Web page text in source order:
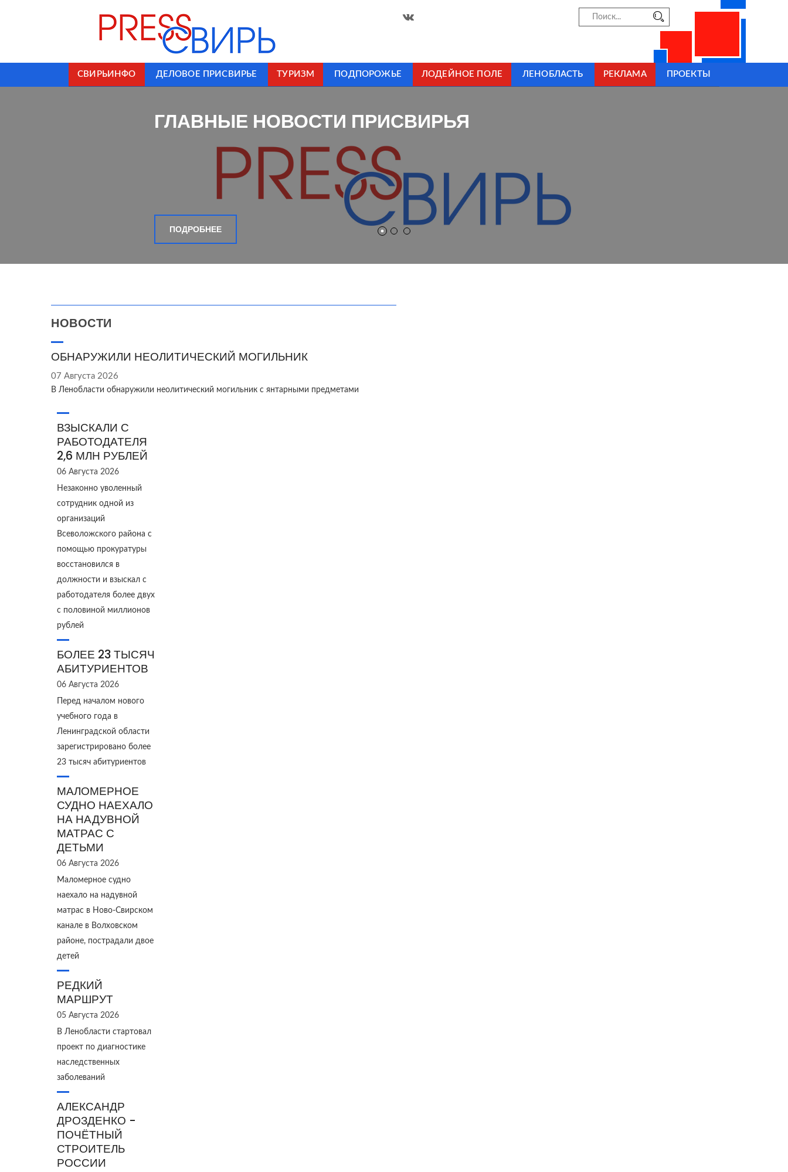
СВИРЬИНФО ДЕЛОВОЕ ПРИСВИРЬЕ ТУРИЗМ ПОДПОРОЖЬЕ ЛОДЕЙНОЕ ПОЛЕ ЛЕНОБЛАСТЬ РЕКЛАМА ПРОЕКТЫ
ГЛАВНЫЕ НОВОСТИ ПРИСВИРЬЯ
НОВОСТИ
ОБНАРУЖИЛИ НЕОЛИТИЧЕСКИЙ МОГИЛЬНИК
07 Августа 2026
В Ленобласти обнаружили неолитический могильник с янтарными предметами
ВЗЫСКАЛИ С
РАБОТОДАТЕЛЯ
2,6 МЛН РУБЛЕЙ
06 Августа 2026
Незаконно уволенный
сотрудник одной из
организаций
Всеволожского района с
помощью прокуратуры
восстановился в
должности и взыскал с
работодателя более двух
с половиной миллионов
рублей
БОЛЕЕ 23 ТЫСЯЧ
АБИТУРИЕНТОВ
06 Августа 2026
Перед началом нового
учебного года в
Ленинградской области
зарегистрировано более
23 тысяч абитуриентов
МАЛОМЕРНОЕ
СУДНО НАЕХАЛО
НА НАДУВНОЙ
МАТРАС С
ДЕТЬМИ
06 Августа 2026
Маломерное судно
наехало на надувной
матрас в Ново‑Свирском
канале в Волховском
районе, пострадали двое
детей
РЕДКИЙ
МАРШРУТ
05 Августа 2026
В Ленобласти стартовал
проект по диагностике
наследственных
заболеваний
АЛЕКСАНДР
ДРОЗДЕНКО -
ПОЧЁТНЫЙ
СТРОИТЕЛЬ
РОССИИ